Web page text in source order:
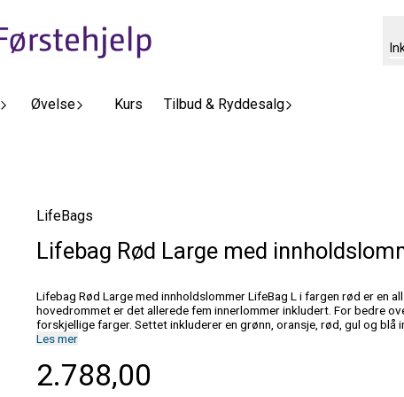
Øvelse Kurs Tilbud & Ryddesalg
LifeBags
Lifebag Rød Large med
Lifebag Rød Large med innholdslommer LifeBag L i fargen rød er en allsidig nødsekk. I det romslige
hovedrommet er det allerede fem innerlommer inkludert. For bedre
forskjellige farger. Settet inkluderer en grønn, oransje, rød, gul og blå
du dele opp rommet med en skillevegg. Sekken har to frontlommer.
sidelommene gir rask tilgang til for eksempel blodtrykksmåler /
kastespann. I tillegg er det på begge sider et MOLLE-system for å
Les mer
2.788,00